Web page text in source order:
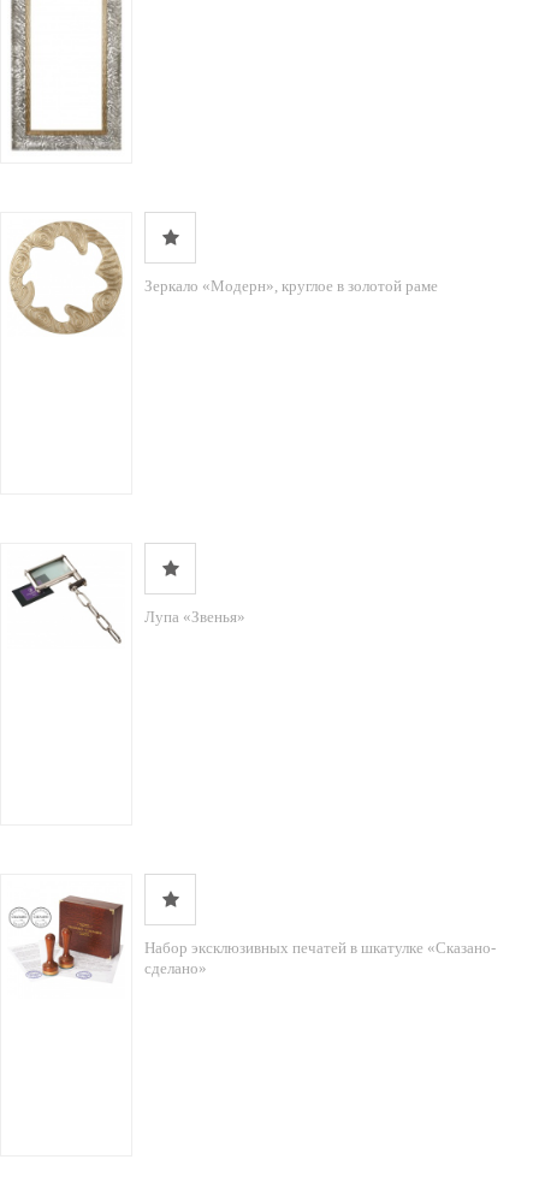
Зеркало «Модерн», круглое в золотой раме
Лупа «Звенья»
Набор эксклюзивных печатей в шкатулке «Сказано-
сделано»